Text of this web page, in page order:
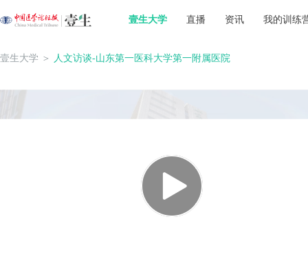
壹生大学 直播 资讯 我的训练
壹生大学 ＞ 人文访谈-山东第一医科大学第一附属医院